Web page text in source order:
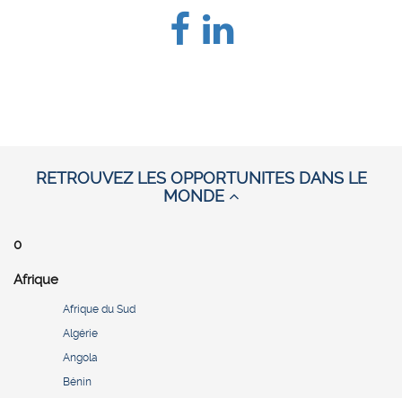
RETROUVEZ LES OPPORTUNITES DANS LE
MONDE
0
Afrique
Afrique du Sud
Algérie
Angola
Bénin